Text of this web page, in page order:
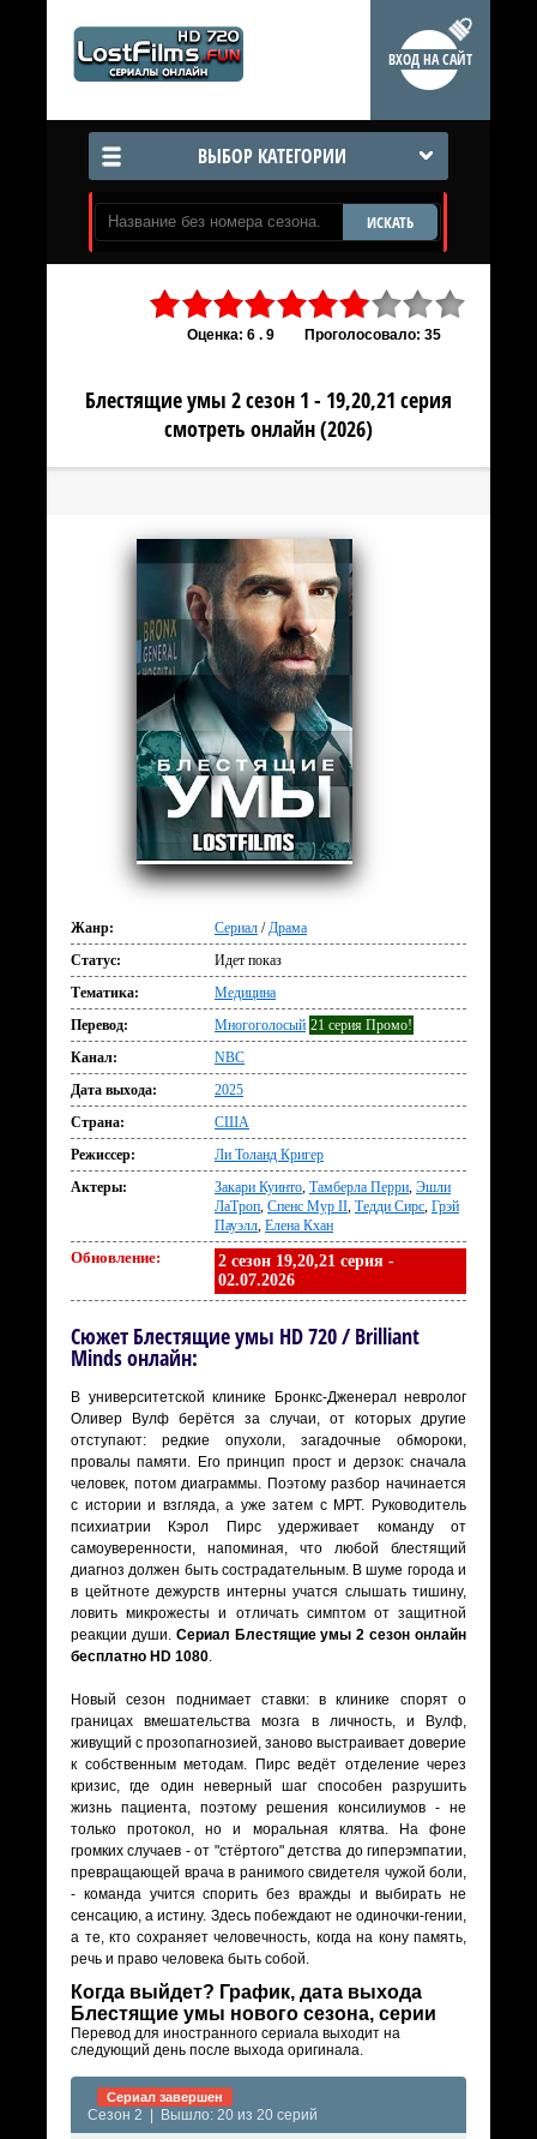
ВХОД НА САЙТ
ВЫБОР КАТЕГОРИИ
ИСКАТЬ
Оценка: 6 . 9 Проголосовало: 35
Блестящие умы 2 сезон 1 - 19,20,21 серия
смотреть онлайн (2026)
Жанр: Сериал /Драма
Статус:
Идет показ
Тематика:
Медицина
Перевод:
Многоголосый 21 серия Промо!
Канал:
NBC
Дата выхода:
2025
Страна:
США
Режиссер:
Ли Толанд Кригер
Актеры:
Закари Куинто, Тамберла Перри, Эшли
ЛаТроп, Спенс Мур II, Тедди Сирс, Грэй
Пауэлл, Елена Кхан
Обновление:
2 сезон 19,20,21 серия -
02.07.2026
Сюжет Блестящие умы HD 720 / Brilliant
Minds онлайн:
В университетской клинике Бронкс-Дженерал невролог
Оливер Вулф берётся за случаи, от которых другие
отступают: редкие опухоли, загадочные обмороки,
провалы памяти. Его принцип прост и дерзок: сначала
человек, потом диаграммы. Поэтому разбор начинается
с истории и взгляда, а уже затем с МРТ. Руководитель
психиатрии Кэрол Пирс удерживает команду от
самоуверенности, напоминая, что любой блестящий
диагноз должен быть сострадательным. В шуме города и
в цейтноте дежурств интерны учатся слышать тишину,
ловить микрожесты и отличать симптом от защитной
реакции души. Сериал Блестящие умы 2 сезон онлайн
бесплатно HD 1080.
Новый сезон поднимает ставки: в клинике спорят о
границах вмешательства мозга в личность, и Вулф,
живущий с прозопагнозией, заново выстраивает доверие
к собственным методам. Пирс ведёт отделение через
кризис, где один неверный шаг способен разрушить
жизнь пациента, поэтому решения консилиумов - не
только протокол, но и моральная клятва. На фоне
громких случаев - от "стёртого" детства до гиперэмпатии,
превращающей врача в ранимого свидетеля чужой боли,
- команда учится спорить без вражды и выбирать не
сенсацию, а истину. Здесь побеждают не одиночки-гении,
а те, кто сохраняет человечность, когда на кону память,
речь и право человека быть собой.
Когда выйдет? График, дата выхода
Блестящие умы нового сезона, серии
Перевод для иностранного сериала выходит на
следующий день после выхода оригинала.
Сериал завершен
Сезон 2 | Вышло: 20 из 20 серий